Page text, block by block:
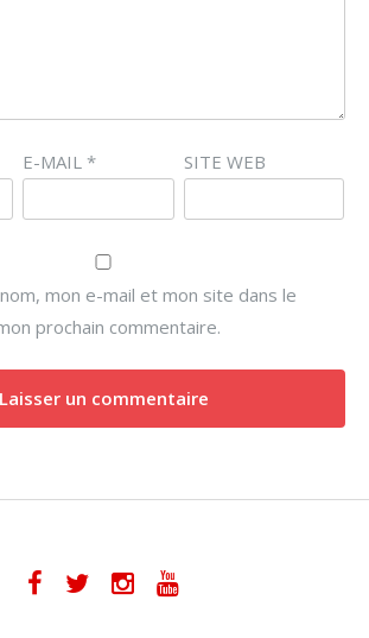
E-MAIL * SITE WEB
mon e-mail et mon site dans le
prochain commentaire.